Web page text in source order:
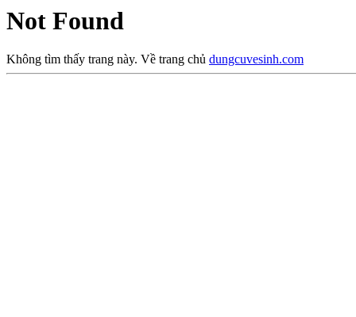
Not Found
Không tìm thấy trang này. Về trang chủ dungcuvesinh.com